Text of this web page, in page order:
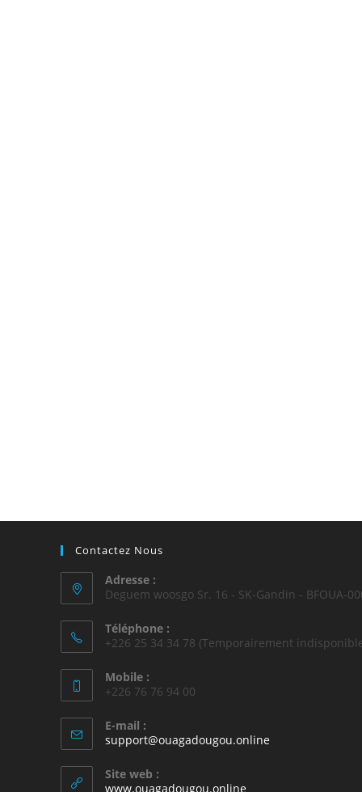
Contactez Nous
Adresse :
Deguem woosgo Sr. 16 - SK-Gandin - BFOUA-
Téléphone :
+226 25 34 34 78 (Temporairement
Mobile :
+226 76 76 94 00
E-mail :
support@ouagadougou.online
Site web :
www.ouagadougou.online